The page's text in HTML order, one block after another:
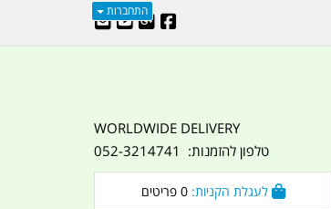
התחברות
WORLDWIDE DELIVERY
טלפון להזמנות: 052-3214741
0